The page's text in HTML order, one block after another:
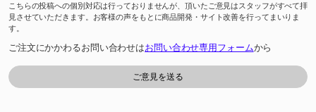
こちらの投稿への個別対応は行っておりませんが、頂いたご意見はスタッフがすべて拝
見させていただきます。お客様の声をもとに商品開発・サイト改善を行ってまいりま
す。
ご注文にかかわるお問い合わせはお問い合わせ専用フォームから